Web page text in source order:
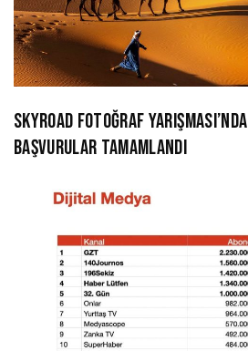
SKYROAD FOTOĞRAF YARIŞMASI’NDA
BAŞVURULAR TAMAMLANDI